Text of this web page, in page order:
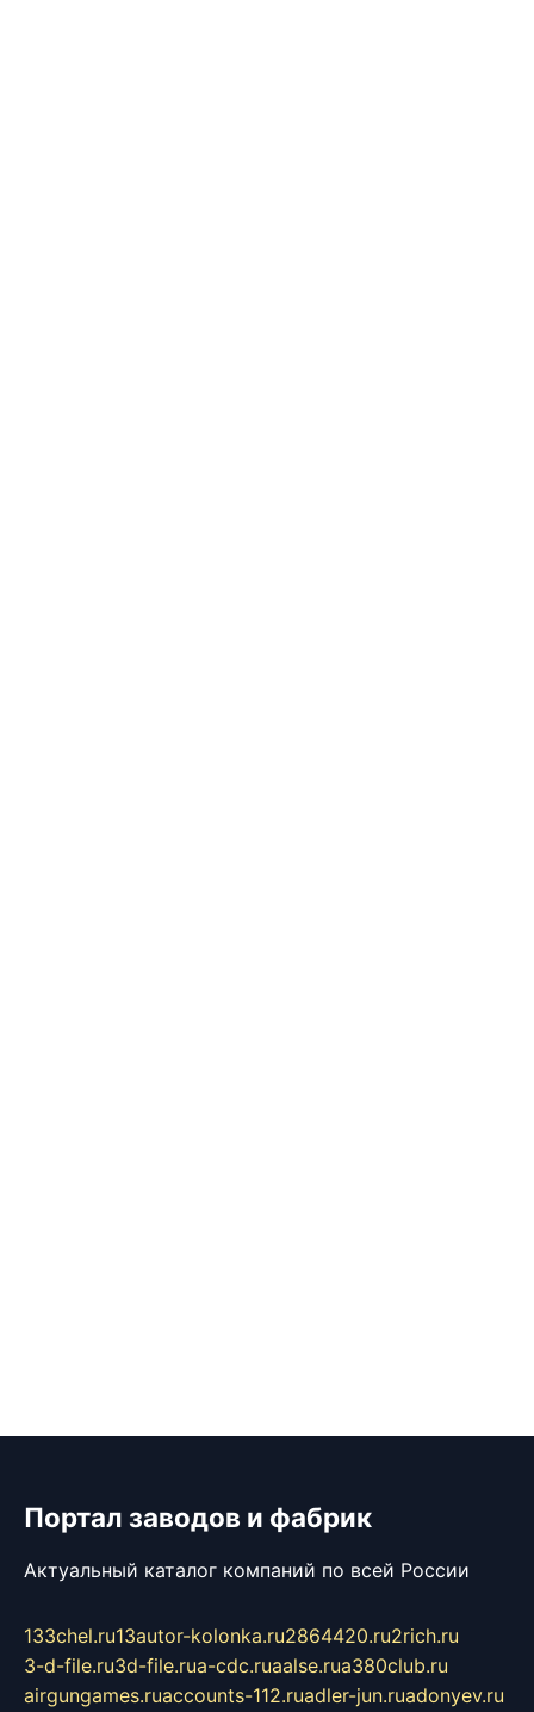
Портал заводов и фабрик
Актуальный каталог компаний по всей России
133chel.ru13autor-kolonka.ru2864420.ru2rich.ru
3-d-file.ru3d-file.rua-cdc.ruaalse.rua380club.ru
airgungames.ruaccounts-112.ruadler-jun.ruadonyev.ru